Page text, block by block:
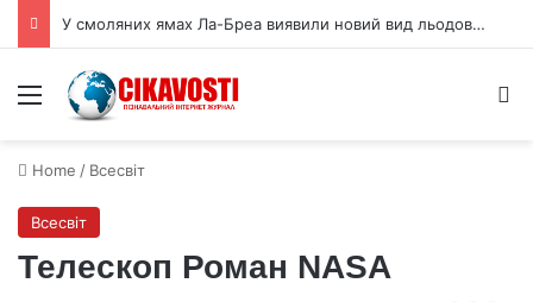
У смоляних ямах Ла-Бреа виявили новий вид льодовикової ропухи
Menu
Home / Всесвіт
Всесвіт
Телескоп Роман NASA